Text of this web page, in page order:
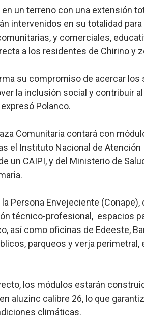
un terreno con una extensión
intervenidos en su totalidad para
y comerciales,
a los residentes de Chirino y
su compromiso de acercar los
la inclusión social y contribuir
Polanco.
Comunitaria contará con
el Instituto Nacional de Atención
un CAIPI, y del Ministerio de
Persona Envejeciente (Conape),
técnico-profesional, espacios
así como oficinas de Edeeste,
parqueos y verja perimetral,
los módulos estarán
aluzinc calibre 26, lo que
climáticas.